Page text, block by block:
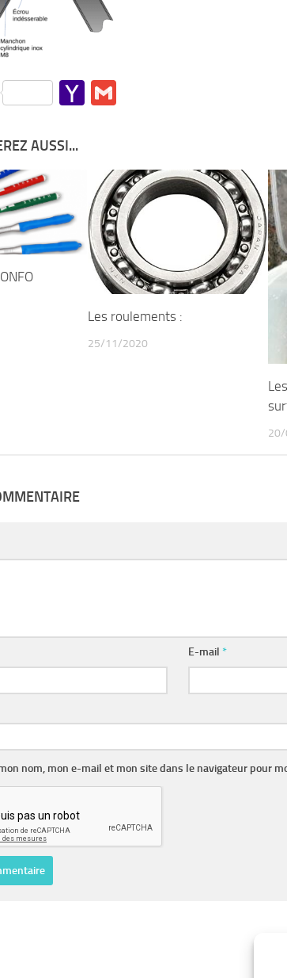
PinterestYahoo
AUSSI...
Les roulements :
25/11/2020
E-mail *
nom, mon e-mail et mon site dans le navigateur pour